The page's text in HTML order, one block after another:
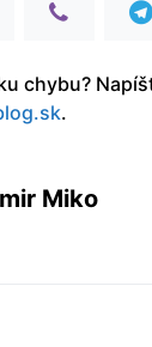
chybu?
.
Miko